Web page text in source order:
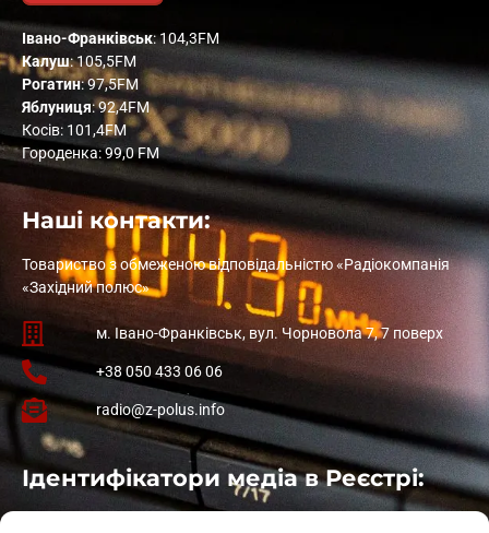
Івано-Франківськ: 104,3FM
Калуш: 105,5FM
Рогатин: 97,5FM
Яблуниця: 92,4FM
Косів: 101,4FM
Городенка: 99,0 FM
Наші контакти:
Товариство з обмеженою відповідальністю «Радіокомпанія
«Західний полюс»
м. Івано-Франківськ, вул. Чорновола 7, 7 поверх
+38 050 433 06 06
radio@z-polus.info
Ідентифікатори медіа в Реєстрі: